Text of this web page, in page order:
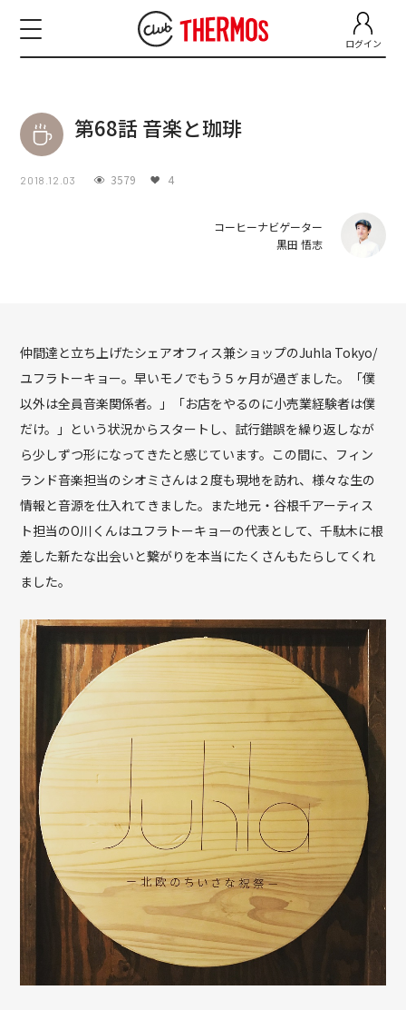
ログイン
第68話 音楽と珈琲
2018.12.03 3579 4
コーヒーナビゲーター
黒田 悟志
仲間達と立ち上げたシェアオフィス兼ショップのJuhla Tokyo/
ユフラトーキョー。早いモノでもう５ヶ月が過ぎました。「僕
以外は全員音楽関係者。」「お店をやるのに小売業経験者は僕
だけ。」という状況からスタートし、試行錯誤を繰り返しなが
ら少しずつ形になってきたと感じています。この間に、フィン
ランド音楽担当のシオミさんは２度も現地を訪れ、様々な生の
情報と音源を仕入れてきました。また地元・谷根千アーティス
ト担当のO川くんはユフラトーキョーの代表として、千駄木に根
差した新たな出会いと繋がりを本当にたくさんもたらしてくれ
ました。